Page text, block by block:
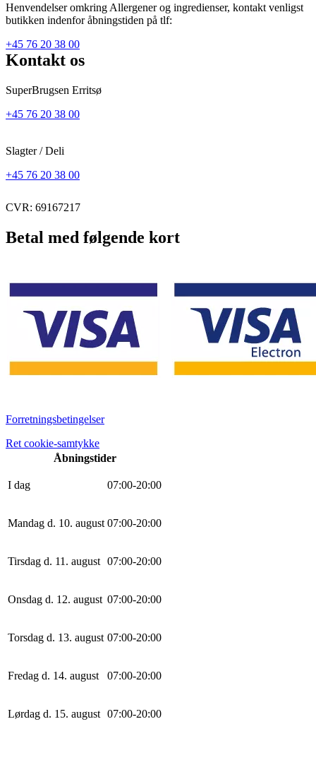
Henvendelser omkring Allergener og ingredienser, kontakt venligst
butikken indenfor åbningstiden på tlf:
+45 76 20 38 00
Kontakt os
SuperBrugsen Erritsø
+45 76 20 38 00
Slagter / Deli
+45 76 20 38 00
CVR: 69167217
Betal med følgende kort
Forretningsbetingelser
Ret cookie-samtykke
Åbningstider
I dag 07:00-20:00
Mandag d. 10. august 07:00-20:00
Tirsdag d. 11. august 07:00-20:00
Onsdag d. 12. august 07:00-20:00
Torsdag d. 13. august 07:00-20:00
Fredag d. 14. august 07:00-20:00
Lørdag d. 15. august 07:00-20:00